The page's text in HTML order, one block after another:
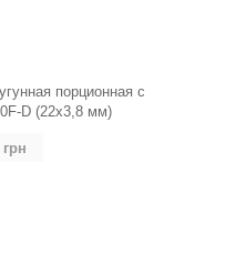
порционная с
D (22х3,8 мм)
грн